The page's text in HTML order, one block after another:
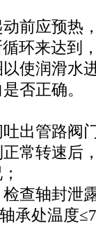
前应预热
环来达到
使润滑水
否正确。
出管路阀
常转速后
查轴封泄
承处温度